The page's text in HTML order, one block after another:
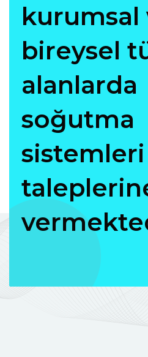
kurumsal
bireysel
alanlarda
soğutma
sistemleri